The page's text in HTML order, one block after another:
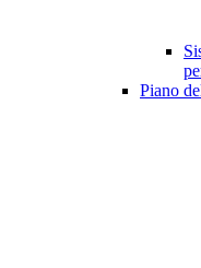
Piano